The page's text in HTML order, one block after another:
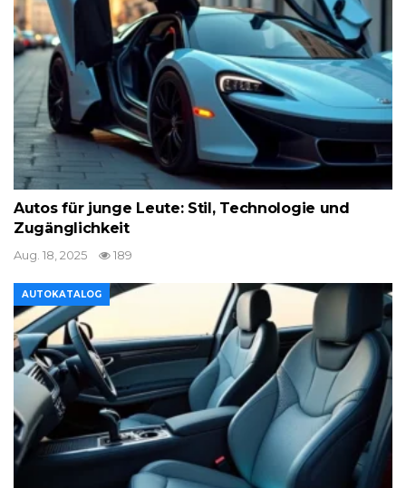
Autos für junge Leute: Stil, Technologie und
Zugänglichkeit
Aug. 18, 2025 189
AUTOKATALOG